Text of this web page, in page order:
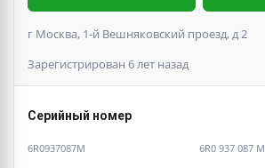
г Москва, 1-й Вешняковский проезд, д 2
Зарегистрирован 6 лет назад
Серийный номер
6R0937087M 6R0 937 087 M